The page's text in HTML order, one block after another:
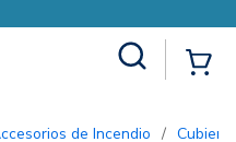
Accesorios de Incendio /